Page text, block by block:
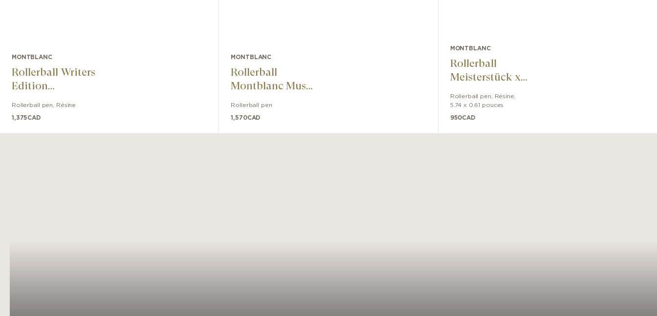
MONTBLANC
Rollerball Writers
Edition
Hommage à
Arthur Conan
Rollerball pen Résine
1,375CAD
MONTBLANC
Rollerball
Montblanc Muses
Special Edition
Rollerball pen
1,570CAD
MONTBLANC
Rollerball
Meisterstück x
Olympic Heritage
Paris 1924
LeGrand
Rollerball pen Résine
5.74 x 0.61 pouces
950CAD